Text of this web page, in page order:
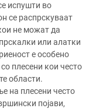
испушти во
се распрскуваат
не можат да
или алатки
е особено
плесени кои често
области.
на плесени често
појави,